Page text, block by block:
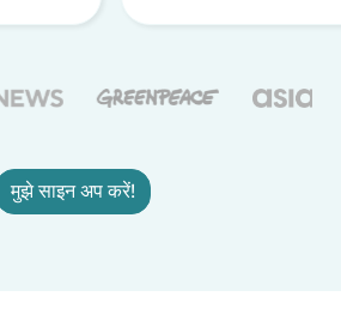
मुझे साइन अप करें!